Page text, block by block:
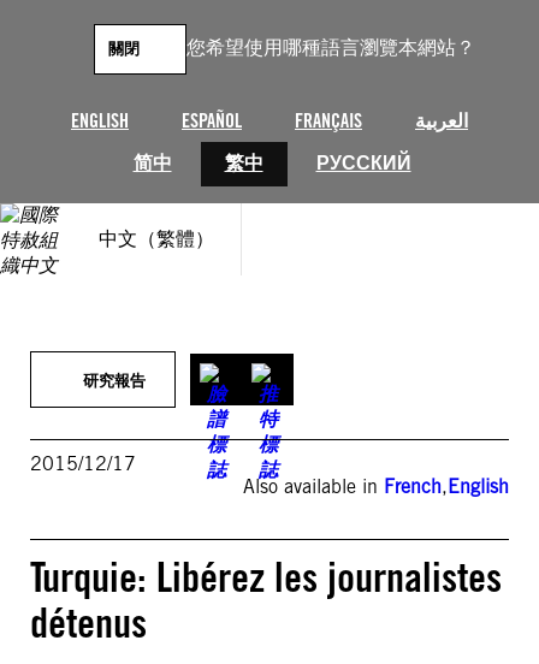
您希望使用哪種語言瀏覽本網站？
ENGLISH ESPAÑOL FRANÇAIS
العربية
简中
繁中 РУССКИЙ
關閉
中文（繁體）
研究報告
2015/12/17
Also available in French,English
Turquie: Libérez les journalistes
détenus